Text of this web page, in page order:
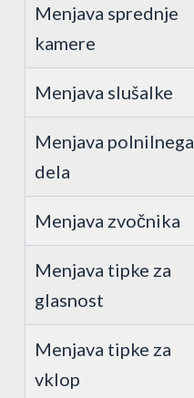
Menjava sprednje
kamere
Menjava slušalke
Menjava polnilnega
dela
Menjava zvočnika
Menjava tipke za
glasnost
Menjava tipke za
vklop